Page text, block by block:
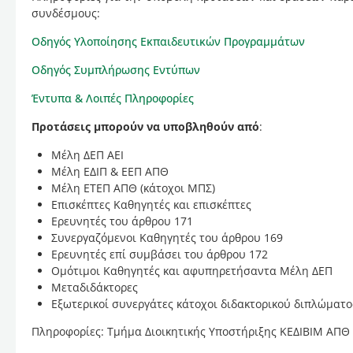
συνδέσμους:
Οδηγός Υλοποίησης Εκπαιδευτικών Προγραμμάτων
Οδηγός Συμπλήρωσης Εντύπων
Έντυπα & Λοιπές Πληροφορίες
Προτάσεις μπορούν να υποβληθούν από:
Μέλη ΔΕΠ ΑΕΙ
Μέλη ΕΔΙΠ & ΕΕΠ ΑΠΘ
Μέλη ΕΤΕΠ ΑΠΘ (κάτοχοι ΜΠΣ)
Επισκέπτες Καθηγητές και επισκέπτες
Ερευνητές του άρθρου 171
Συνεργαζόμενοι Καθηγητές του άρθρου 169
Ερευνητές επί συμβάσει του άρθρου 172
Ομότιμοι Καθηγητές και αφυπηρετήσαντα Μέλη ΔΕΠ
Μεταδιδάκτορες
Εξωτερικοί συνεργάτες κάτοχοι διδακτορικού
Πληροφορίες: Τμήμα Διοικητικής Υποστήριξης ΚΕΔΙΒΙΜ ΑΠΘ